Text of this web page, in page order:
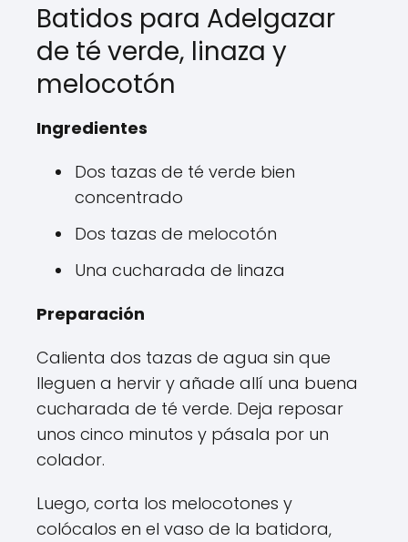
Batidos para Adelgazar
de té verde, linaza y
melocotón
Ingredientes
Dos tazas de té verde bien
concentrado
Dos tazas de melocotón
Una cucharada de linaza
Preparación
Calienta dos tazas de agua sin que
lleguen a hervir y añade allí una buena
cucharada de té verde. Deja reposar
unos cinco minutos y pásala por un
colador.
Luego, corta los melocotones y
colócalos en el vaso de la batidora,